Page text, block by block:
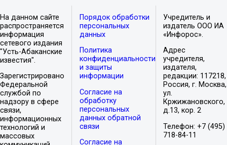
На данном сайте
распространяется
информация
сетевого издания
"Усть-Абаканские
известия".
Зарегистрировано
Федеральной
службой по
надзору в сфере
связи,
информационных
технологий и
массовых
Порядок обработки
персональных
данных
Политика
конфиденциальности
и защиты
информации
Согласие на
обработку
персональных
данных обратной
связи
Согласие на
Учредитель и
издатель ООО ИА
«Инфорос».
Адрес
учредителя,
издателя,
редакции: 117218,
Россия, г. Москва,
ул.
Кржижановского,
д.13, кор. 2
Телефон: +7 (495)
718-84-11